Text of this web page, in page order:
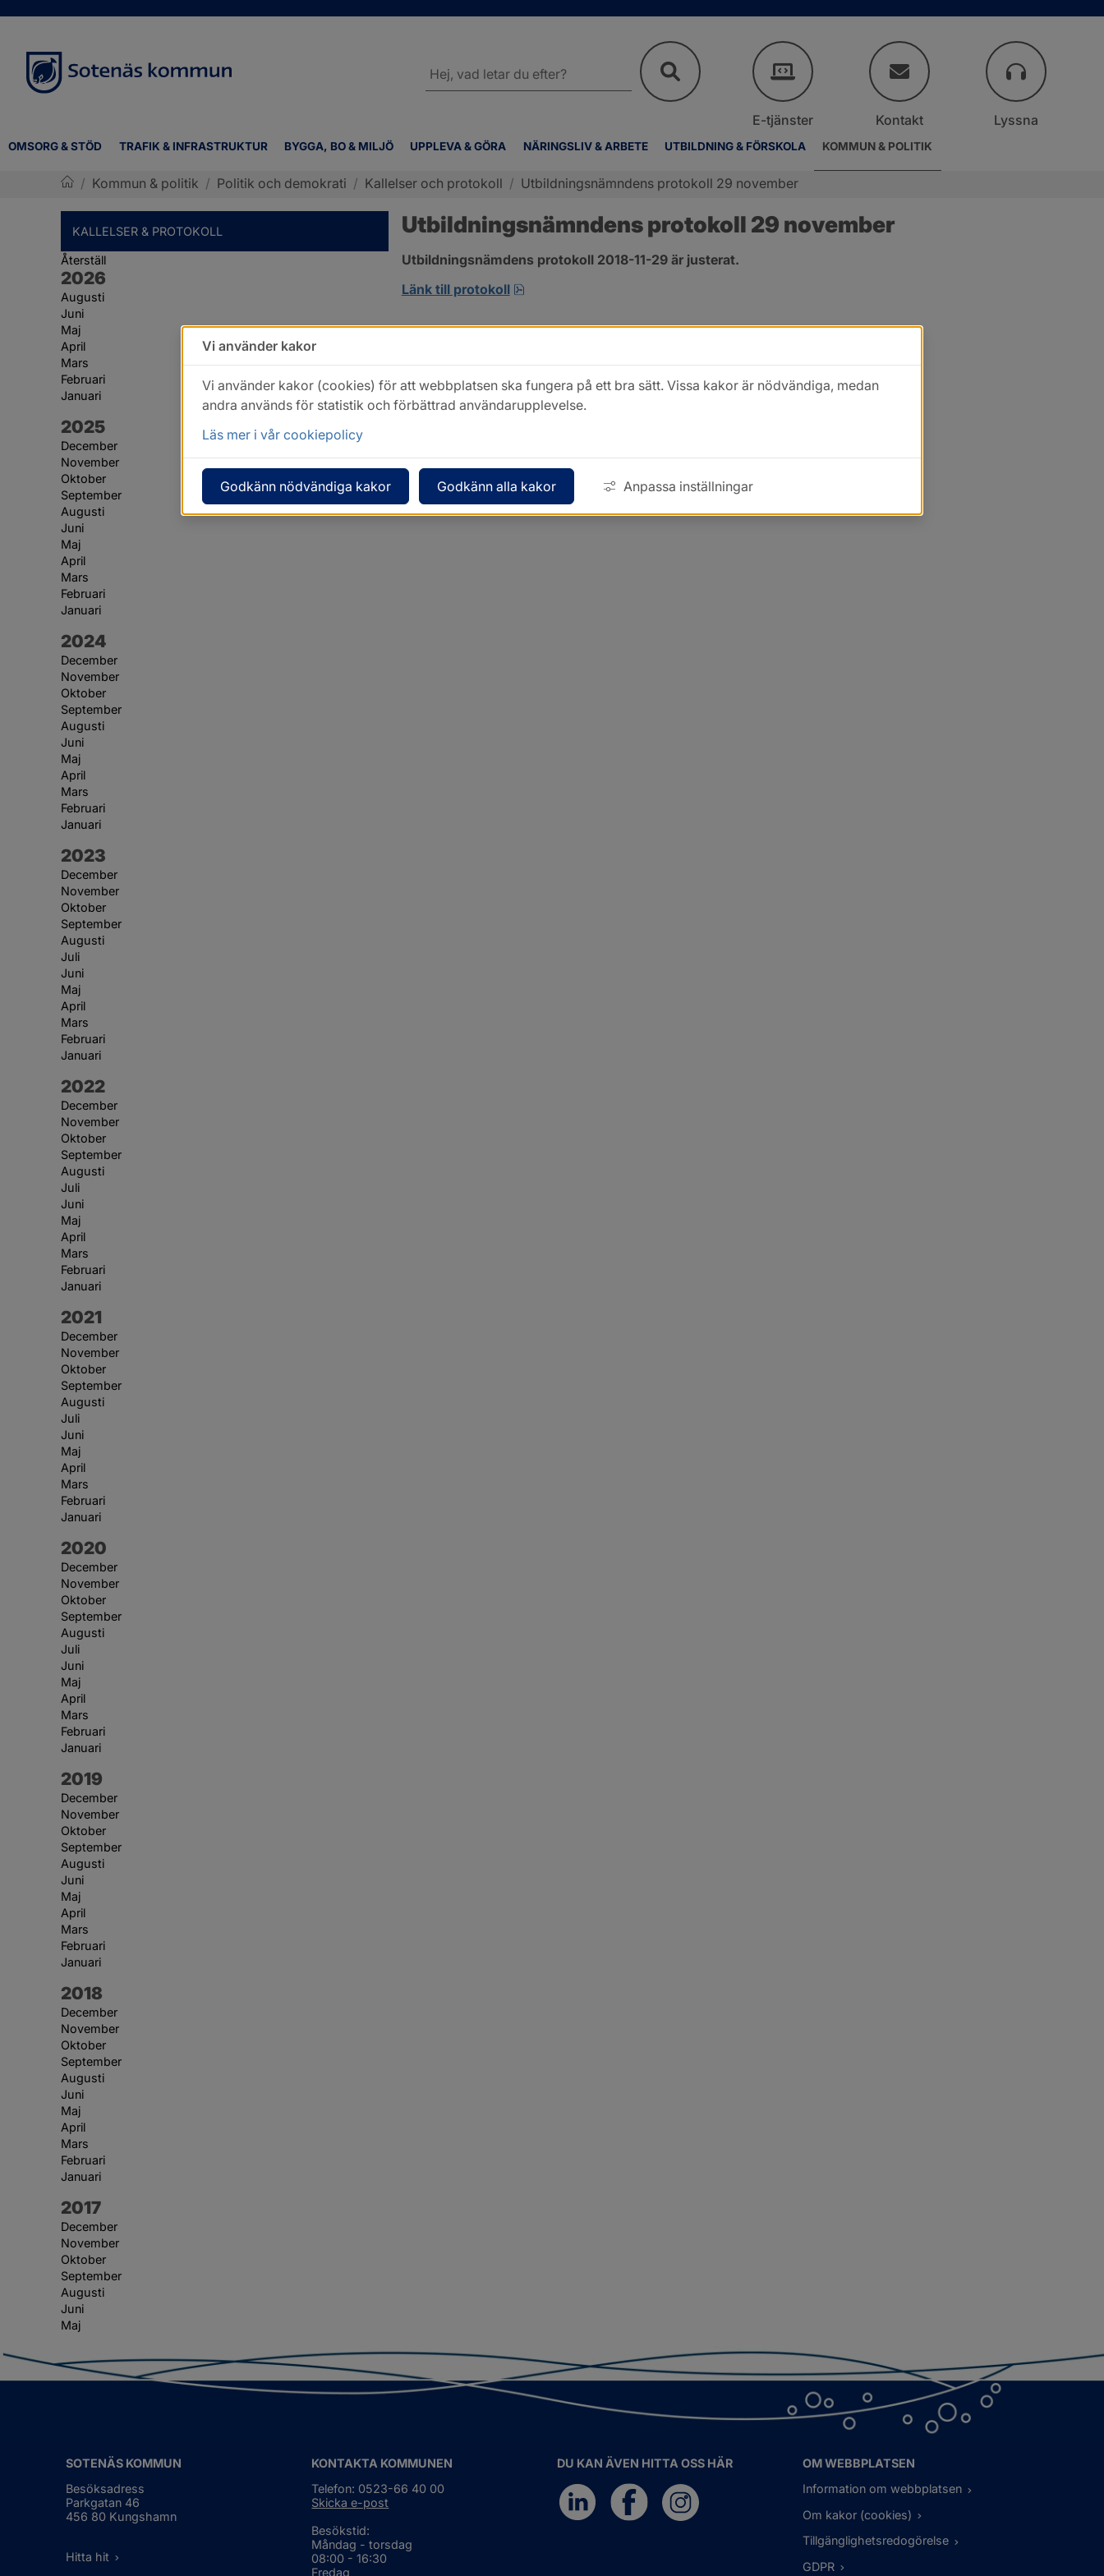
OMSORG & STÖD TRAFIK & INFRASTRUKTUR BYGGA, BO & MILJÖ UPPLEVA & GÖRA NÄRINGSLIV & ARBETE UTBILDNING & FÖRSKOLA KOMMUN & POLITIK
webbplatsen
E-tjänster Kontakt Lyssna
/ Kommun & politik / Politik och demokrati / Kallelser och protokoll / Utbildningsnämndens protokoll 29 november
KALLELSER & PROTOKOLL
Återställ
År:
2026
Augusti
Juni
Maj
April
Mars
Februari
Januari
År:
2025
December
November
Oktober
September
Augusti
Juni
Maj
April
Mars
Februari
Januari
År:
2024
December
November
Oktober
September
Augusti
Juni
Maj
April
Mars
Februari
Januari
År:
2023
December
November
Oktober
September
Augusti
Juli
Juni
Maj
April
Mars
Februari
Januari
År:
2022
December
November
Oktober
September
Augusti
Juli
Juni
Maj
April
Mars
Februari
Januari
År:
2021
December
November
Oktober
September
Augusti
Juli
Juni
Maj
April
Mars
Februari
Januari
År:
2020
December
November
Oktober
September
Augusti
Juli
Juni
Maj
April
Mars
Februari
Januari
År:
2019
December
November
Oktober
September
Augusti
Juni
Maj
April
Mars
Februari
Januari
År:
2018
December
November
Oktober
September
Augusti
Juni
Maj
April
Mars
Februari
Januari
År:
2017
December
November
Oktober
September
Augusti
Juni
Maj
Utbildningsnämndens protokoll 29 november
Utbildningsnämdens protokoll 2018-11-29 är justerat.
Länk till protokoll
pdf, 266.9 kB, öppnas i nytt fönster.
SOTENÄS KOMMUN
Besöksadress
Parkgatan 46
456 80 Kungshamn
Hitta hit
KONTAKTA KOMMUNEN
Telefon: 0523-66 40 00
Skicka e-post
Besökstid:
Måndag - torsdag
08:00 - 16:30
Fredag
DU KAN ÄVEN HITTA OSS HÄR
OM WEBBPLATSEN
Information om webbplatsen
Om kakor (cookies)
Tillgänglighetsredogörelse
GDPR
Vi använder kakor
Vi använder kakor (cookies) för att webbplatsen ska fungera på ett bra sätt. Vissa kakor är nödvändiga, medan
andra används för statistik och förbättrad användarupplevelse.
Läs mer i vår cookiepolicy
Godkänn nödvändiga kakor Godkänn alla kakor Anpassa inställningar